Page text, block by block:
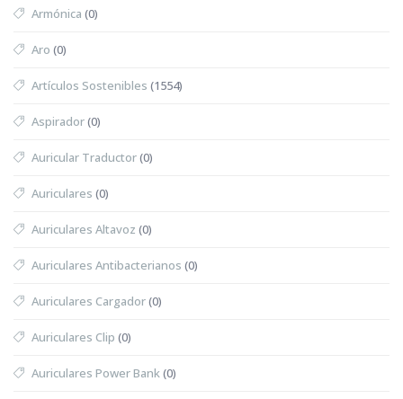
Armónica (0)
Aro (0)
Artículos Sostenibles (1554)
Aspirador(0)
Auricular Traductor(0)
Auriculares (0)
Auriculares Altavoz (0)
Auriculares Antibacterianos (0)
Auriculares Cargador(0)
Auriculares Clip (0)
Auriculares Power Bank(0)